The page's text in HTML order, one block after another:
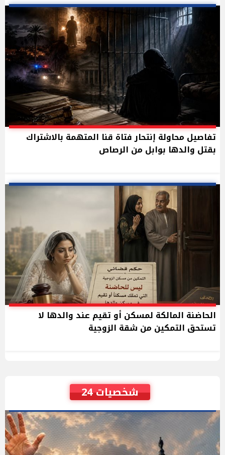
تفاصيل محاولة إنتحار فتاة قنا المتهمة بالاشتراك
بقتل والدها بوابل من الرصاص
الحاضنة المالكة لمسكن أو تقيم عند والدها لا
تستحق التمكين من شقة الزوجية
شخصيات 24